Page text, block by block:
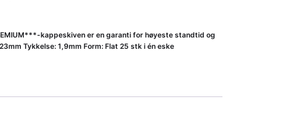
kappeskiven er en garanti for høyeste standtid og
Tykkelse: 1,9mm Form: Flat 25 stk i én eske